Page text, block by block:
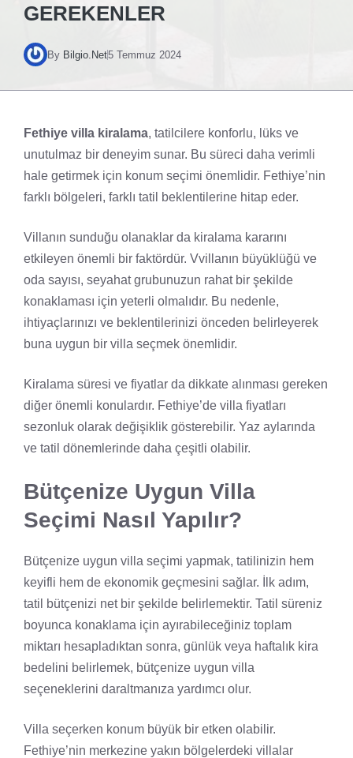
GEREKENLER
By Bilgio.Net5 Temmuz 2024
Fethiye villa kiralama, tatilcilere konforlu, lüks ve
unutulmaz bir deneyim sunar. Bu süreci daha verimli
hale getirmek için konum seçimi önemlidir. Fethiye’nin
farklı bölgeleri, farklı tatil beklentilerine hitap eder.
Villanın sunduğu olanaklar da kiralama kararını
etkileyen önemli bir faktördür. Vvillanın büyüklüğü ve
oda sayısı, seyahat grubunuzun rahat bir şekilde
konaklaması için yeterli olmalıdır. Bu nedenle,
ihtiyaçlarınızı ve beklentilerinizi önceden belirleyerek
buna uygun bir villa seçmek önemlidir.
Kiralama süresi ve fiyatlar da dikkate alınması gereken
diğer önemli konulardır. Fethiye’de villa fiyatları
sezonluk olarak değişiklik gösterebilir. Yaz aylarında
ve tatil dönemlerinde daha çeşitli olabilir.
Bütçenize Uygun Villa
Seçimi Nasıl Yapılır?
Bütçenize uygun villa seçimi yapmak, tatilinizin hem
keyifli hem de ekonomik geçmesini sağlar. İlk adım,
tatil bütçenizi net bir şekilde belirlemektir. Tatil süreniz
boyunca konaklama için ayırabileceğiniz toplam
miktarı hesapladıktan sonra, günlük veya haftalık kira
bedelini belirlemek, bütçenize uygun villa
seçeneklerini daraltmanıza yardımcı olur.
Villa seçerken konum büyük bir etken olabilir.
Fethiye’nin merkezine yakın bölgelerdeki villalar